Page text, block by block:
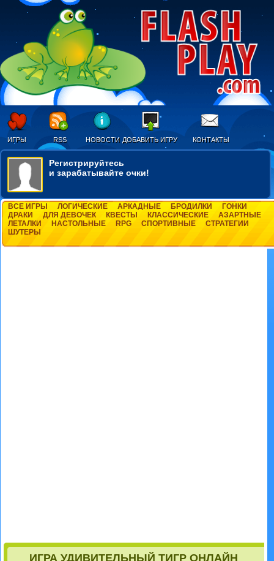
ИГРЫ RSS НОВОСТИ ДОБАВИТЬ ИГРУ КОНТАКТЫ
Регистрируйтесь
и зарабатывайте очки!
ВСЕ ИГРЫ ЛОГИЧЕСКИЕ АРКАДНЫЕ БРОДИЛКИ
ГОНКИ
ДРАКИ
ДЛЯ ДЕВОЧЕК КВЕСТЫ КЛАССИЧЕСКИЕ
АЗАРТНЫЕ
ЛЕТАЛКИ
НАСТОЛЬНЫЕ RPG СПОРТИВНЫЕ
СТРАТЕГИИ
ШУТЕРЫ
ИГРА УДИВИТЕЛЬНЫЙ ТИГР ОНЛАЙН